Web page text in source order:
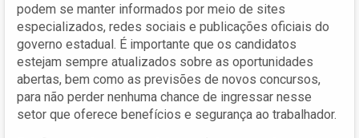
podem se manter informados por meio de sites
especializados, redes sociais e publicações oficiais do
governo estadual. É importante que os candidatos
estejam sempre atualizados sobre as oportunidades
abertas, bem como as previsões de novos concursos,
para não perder nenhuma chance de ingressar nesse
setor que oferece benefícios e segurança ao trabalhador.